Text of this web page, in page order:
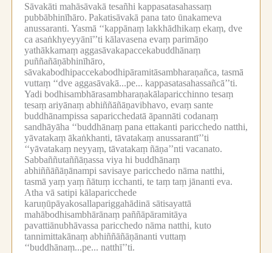
Sāvakāti mahāsāvakā tesañhi kappasatasahassaṃ
pubbābhinīhāro. Pakatisāvakā pana tato ūnakameva
anussaranti. Yasmā ‘‘kappānaṃ lakkhādhikaṃ ekaṃ, dve
ca asaṅkhyeyyānī’’ti kālavasena evaṃ parimāṇo
yathākkamaṃ aggasāvakapaccekabuddhānaṃ
puññañāṇābhinīhāro,
sāvakabodhipaccekabodhipāramitāsambharaṇañca, tasmā
vuttaṃ ‘‘dve aggasāvakā...pe... kappasatasahassañcā’’ti.
Yadi bodhisambhārasambharaṇakālaparicchinno tesaṃ
tesaṃ ariyānaṃ abhiññāñāṇavibhavo, evaṃ sante
buddhānampissa saparicchedatā āpannāti codanaṃ
sandhāyāha ‘‘buddhānaṃ pana ettakanti paricchedo natthi,
yāvatakaṃ ākaṅkhanti, tāvatakaṃ anussarantī’’ti
‘‘yāvatakaṃ neyyaṃ, tāvatakaṃ ñāṇa’’nti vacanato.
Sabbaññutaññāṇassa viya hi buddhānaṃ
abhiññāñāṇānampi savisaye paricchedo nāma natthi,
tasmā yaṃ yaṃ ñātuṃ icchanti, te taṃ taṃ jānanti eva.
Atha vā satipi kālaparicchede
karuṇūpāyakosallapariggahādinā sātisayattā
mahābodhisambhārānaṃ paññāpāramitāya
pavattiānubhāvassa paricchedo nāma natthi, kuto
tannimittakānaṃ abhiññāñāṇānanti vuttaṃ
‘‘buddhānaṃ...pe... natthī’’ti.